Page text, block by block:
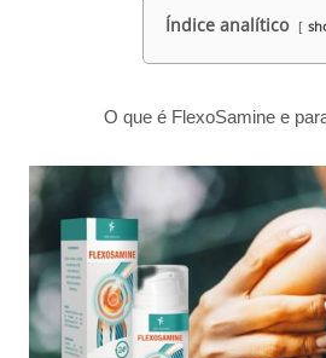
Índice analítico
O que é FlexoSamine e